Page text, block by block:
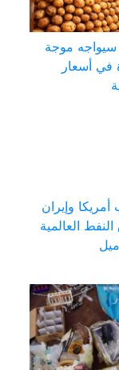
سيواجه موجة
في أسعار
وإيران
العالمية